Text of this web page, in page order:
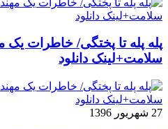
پله پله تا پختگی/ خاطرات
سلامت+لینک دانلود
27 شهریور 1396